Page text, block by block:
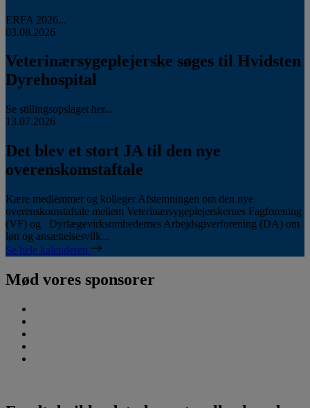
ERFA 2026...
03.08.2026
Veterinærsygeplejerske søges til Hvidsten
Dyrehospital
Se stillingsopslaget her...
13.07.2026
Det blev et stort JA til den nye
overenskomstaftale
Kære medlemmer og kolleger Afstemningen om den nye
overenskomstaftale mellem Veterinærsygeplejerskernes Fagforening
(VF) og Dyrlægevirksomhedernes Arbejdsgiverforening (DA) om
løn og ansættelsesvilk...
Se hele kalenderen
Mød vores sponsorer